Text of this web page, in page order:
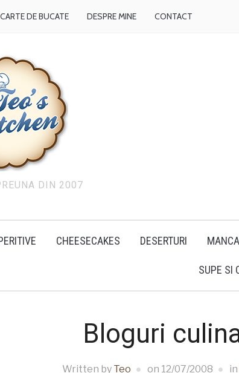
CARTE DE BUCATE DESPRE MINE CONTACT
DIN 2007
CHEESECAKES DESERTURI
SUPE SI
Bloguri
Written by Teo on 12/07/2008 in